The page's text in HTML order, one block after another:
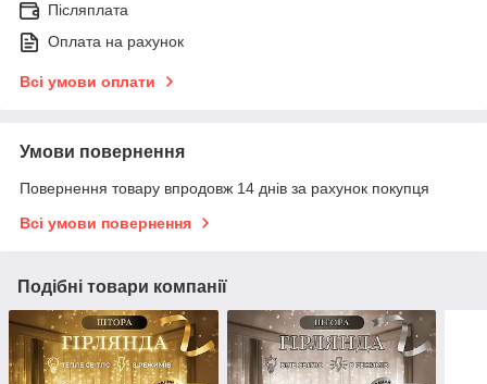
Післяплата
Оплата на рахунок
Всі умови оплати
Умови повернення
Повернення товару впродовж 14 днів за рахунок покупця
Всі умови повернення
Подібні товари компанії